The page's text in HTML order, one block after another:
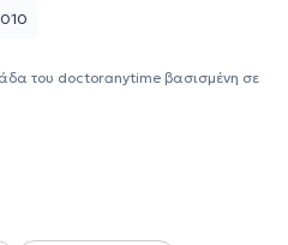
Από το 1998 άρχισε να
2004 ήταν ειδικευόμενη
Semmelweis της
στη Ωτορινολαρυγγολογική
Νοσοκομείο της
του doctoranytime βασισμένη σε